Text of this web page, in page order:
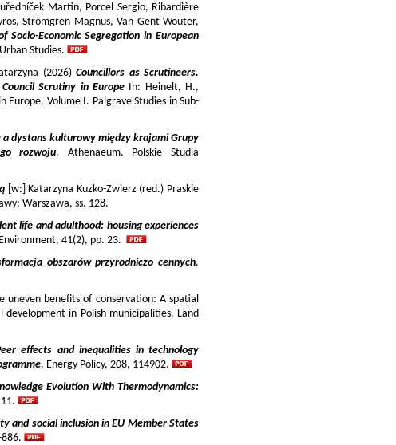
Martin, Porcel Sergio, Ribardière
Strömgren Magnus, Van Gent Wouter,
Socio-Economic Segregation in European
Studies.
(2026) Councillors as Scrutineers.
Scrutiny in EuropeIn: Heinelt, H.,
Europe, Volume I. Palgrave Studies in Sub-
a dystans kulturowy między krajami Grupy
rozwoju. Athenaeum. Polskie Studia
[w:] Katarzyna Kuzko-Zwierz (red.) Praskie
Warszawa, ss. 128.
life and adulthood: housing experiences
41(2), pp. 23.
obszarów przyrodniczo cennych.
uneven benefits of conservation: A spatial
in Polish municipalities. Land
effects and inequalities in technology
. Energy Policy, 208, 114902.
Evolution With Thermodynamics:
and social inclusion in EU Member States